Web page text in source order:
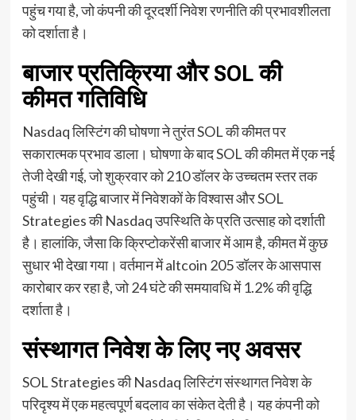
पहुंच गया है, जो कंपनी की दूरदर्शी निवेश रणनीति की प्रभावशीलता
को दर्शाता है।
बाजार प्रतिक्रिया और SOL की
कीमत गतिविधि
Nasdaq लिस्टिंग की घोषणा ने तुरंत SOL की कीमत पर
सकारात्मक प्रभाव डाला। घोषणा के बाद SOL की कीमत में एक नई
तेजी देखी गई, जो शुक्रवार को 210 डॉलर के उच्चतम स्तर तक
पहुंची। यह वृद्धि बाजार में निवेशकों के विश्वास और SOL
Strategies की Nasdaq उपस्थिति के प्रति उत्साह को दर्शाती
है। हालांकि, जैसा कि क्रिप्टोकरेंसी बाजार में आम है, कीमत में कुछ
सुधार भी देखा गया। वर्तमान में altcoin 205 डॉलर के आसपास
कारोबार कर रहा है, जो 24 घंटे की समयावधि में 1.2% की वृद्धि
दर्शाता है।
संस्थागत निवेश के लिए नए अवसर
SOL Strategies की Nasdaq लिस्टिंग संस्थागत निवेश के
परिदृश्य में एक महत्वपूर्ण बदलाव का संकेत देती है। यह कंपनी को